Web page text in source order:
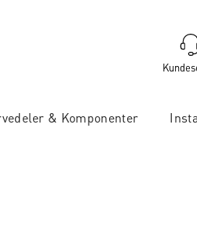
& Komponenter